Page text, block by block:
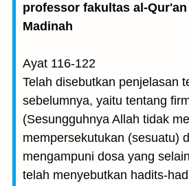
professor fakultas al-
Madinah
Ayat 116-122
Telah disebutkan penjelasan
sebelumnya, yaitu tentang
(Sesungguhnya Allah tidak
mempersekutukan (sesuatu)
mengampuni dosa yang
telah menyebutkan hadits-